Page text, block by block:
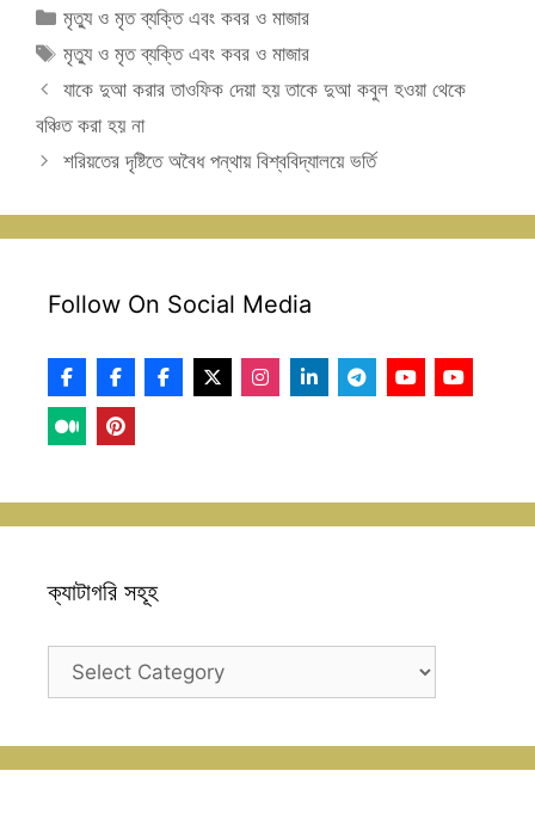
Categories
মৃত্যু ও মৃত ব্যক্তি এবং কবর ও মাজার
Tags
মৃত্যু ও মৃত ব্যক্তি এবং কবর ও মাজার
যাকে দুআ করার তাওফিক দেয়া হয় তাকে দুআ কবুল হওয়া থেকে
বঞ্চিত করা হয় না
শরিয়তের দৃষ্টিতে অবৈধ পন্থায় বিশ্ববিদ্যালয়ে ভর্তি
Follow On Social Media
ক্যাটাগরি সহূহ
ক্যাটাগরি